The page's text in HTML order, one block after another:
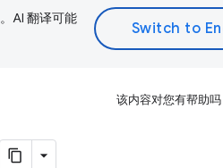
AI 翻译可能
该内容对您有帮助吗